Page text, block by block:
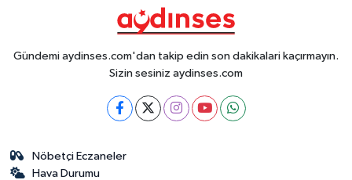
Gündemi aydinses.com'dan takip edin son dakikalari kaçırmayın.
Sizin sesiniz aydinses.com
Nöbetçi Eczaneler
Hava Durumu